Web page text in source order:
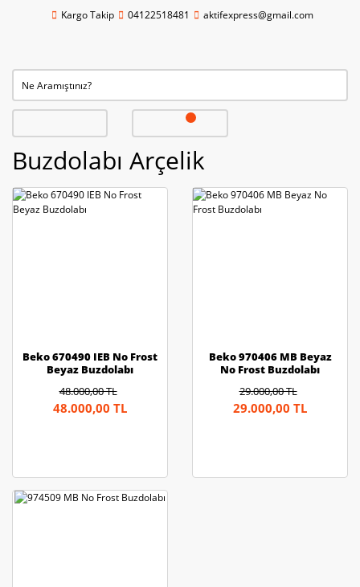
Kargo Takip 04122518481 aktifexpress@gmail.com
Buzdolabı Arçelik
Beko 670490 IEB No Frost
Beyaz Buzdolabı
48.000,00 TL
48.000,00 TL
Beko 970406 MB Beyaz
No Frost Buzdolabı
29.000,00 TL
29.000,00 TL